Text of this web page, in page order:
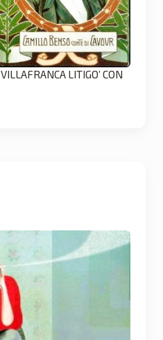
LITIGO’ CON